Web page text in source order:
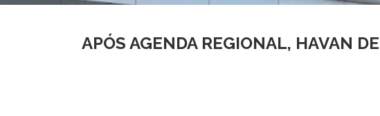
APÓS AGENDA REGIONAL, HAVAN